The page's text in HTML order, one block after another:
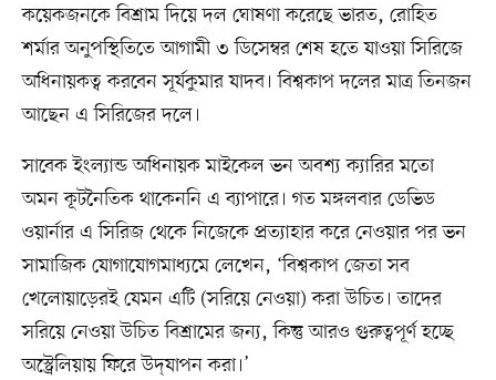
কয়েকজনকে বিশ্রাম দিয়ে দল ঘোষণা করেছে ভারত, রোহিত
শর্মার অনুপস্থিতিতে আগামী ৩ ডিসেম্বর শেষ হতে যাওয়া সিরিজে
অধিনায়কত্ব করবেন সূর্যকুমার যাদব। বিশ্বকাপ দলের মাত্র তিনজন
আছেন এ সিরিজের দলে।
সাবেক ইংল্যান্ড অধিনায়ক মাইকেল ভন অবশ্য ক্যারির মতো
অমন কূটনৈতিক থাকেননি এ ব্যাপারে। গত মঙ্গলবার ডেভিড
ওয়ার্নার এ সিরিজ থেকে নিজেকে প্রত্যাহার করে নেওয়ার পর ভন
সামাজিক যোগাযোগমাধ্যমে লেখেন, ‘বিশ্বকাপ জেতা সব
খেলোয়াড়েরই যেমন এটি (সরিয়ে নেওয়া) করা উচিত। তাদের
সরিয়ে নেওয়া উচিত বিশ্রামের জন্য, কিন্তু আরও গুরুত্বপূর্ণ হচ্ছে
অস্ট্রেলিয়ায় ফিরে উদ্‌যাপন করা।’